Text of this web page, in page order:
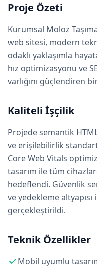
Proje Özeti
Kurumsal Moloz
web sitesi, modern
odaklı yaklaşımla
hız optimizasyonu ve
varlığını güçlendiren
Kaliteli İşçilik
Projede semantik
ve erişilebilirlik
Core Web Vitals
tasarım ile tüm
hedeflendi. Güvenlik
ve yedekleme
gerçekleştirildi.
Teknik Özellikler
Mobil uyumlu